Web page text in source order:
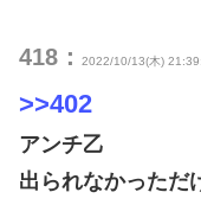
418： 2022/10/13(木)
>>402
アンチ乙
出られなかっただ